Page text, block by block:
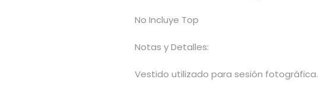
No Incluye Top
Notas y Detalles:
Vestido utilizado para sesión fotográfica.